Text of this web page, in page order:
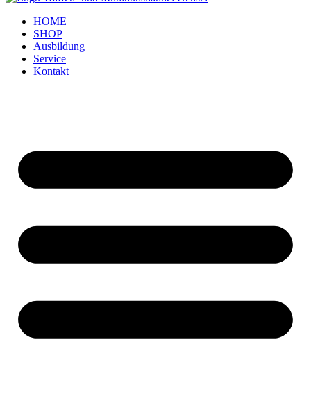
HOME
SHOP
Ausbildung
Service
Kontakt